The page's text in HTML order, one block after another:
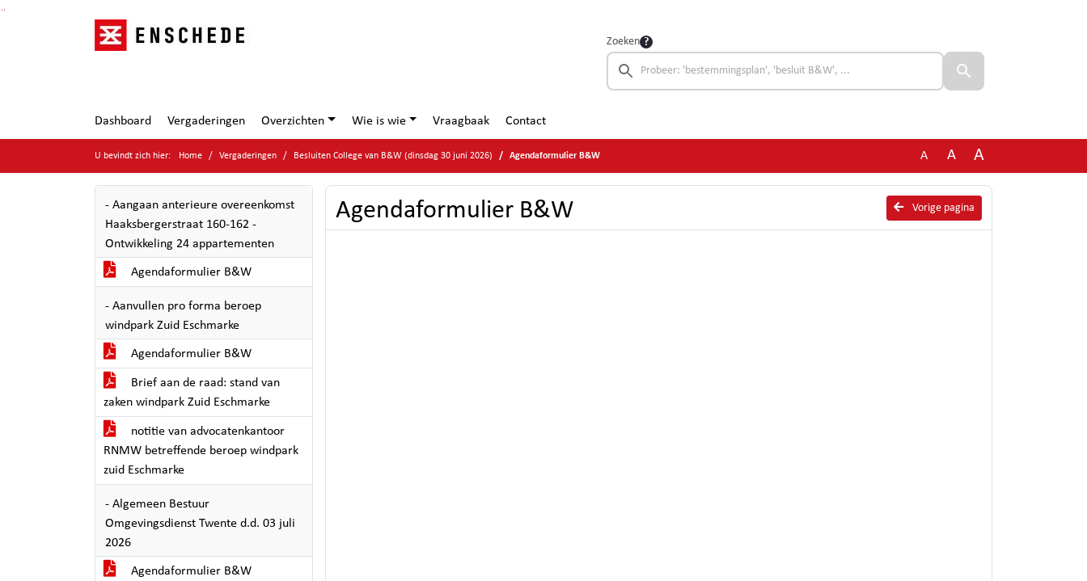
Ga naar de inhoud van deze pagina
Ga naar het zoeken
Ga naar het menu
Zoeken
Dashboard Vergaderingen Overzichten Wie is wie Vraagbaak Contact
U bevindt zich hier: Home Vergaderingen Besluiten College van B&W (dinsdag 30 juni 2026) Agendaformulier B&W A A A
- Aangaan anterieure overeenkomst
Haaksbergerstraat 160-162 -
Ontwikkeling 24 appartementen
Agendaformulier B&W
- Aanvullen pro forma beroep
windpark Zuid Eschmarke
Agendaformulier B&W
Brief aan de raad: stand van
zaken windpark Zuid Eschmarke
notitie van advocatenkantoor
RNMW betreffende beroep windpark
zuid Eschmarke
- Algemeen Bestuur
Omgevingsdienst Twente d.d. 03 juli
2026
Agendaformulier B&W
Vorige pagina
Agendaformulier B&W